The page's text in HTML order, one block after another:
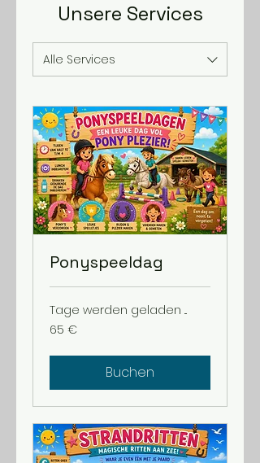
Unsere Services
Alle Services
Ponyspeeldag
Tage werden geladen ...
65
Euro
65 €
Buchen